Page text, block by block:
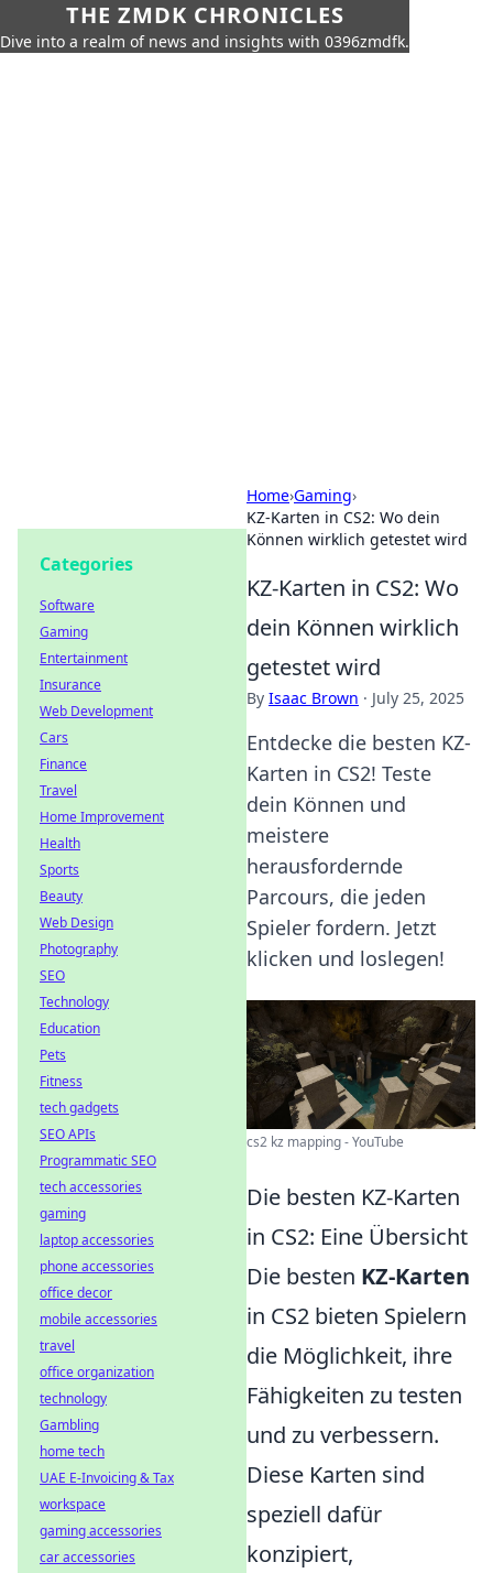
THE ZMDK CHRONICLES
Dive into a realm of news and insights with 0396zmdfk.
Home›Gaming›
KZ-Karten in CS2: Wo dein
Können wirklich getestet wird
KZ-Karten in CS2: Wo
dein Können wirklich
getestet wird
By Isaac Brown · July 25, 2025
Entdecke die besten KZ-
Karten in CS2! Teste
dein Können und
meistere
herausfordernde
Parcours, die jeden
Spieler fordern. Jetzt
klicken und loslegen!
cs2 kz mapping - YouTube
Die besten KZ-Karten
in CS2: Eine Übersicht
Die besten KZ-Karten
in CS2 bieten Spielern
die Möglichkeit, ihre
Fähigkeiten zu testen
und zu verbessern.
Diese Karten sind
speziell dafür
konzipiert,
Categories
Software
Gaming
Entertainment
Insurance
Web Development
Cars
Finance
Travel
Home Improvement
Health
Sports
Beauty
Web Design
Photography
SEO
Technology
Education
Pets
Fitness
tech gadgets
SEO APIs
Programmatic SEO
tech accessories
gaming
laptop accessories
phone accessories
office decor
mobile accessories
travel
office organization
technology
Gambling
home tech
UAE E-Invoicing & Tax
workspace
gaming accessories
car accessories